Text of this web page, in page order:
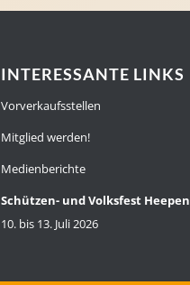
INTERESSANTE LINKS
Vorverkaufsstellen
Mitglied werden!
Medienberichte
Schützen- und Volksfest Heepen
10. bis 13. Juli 2026